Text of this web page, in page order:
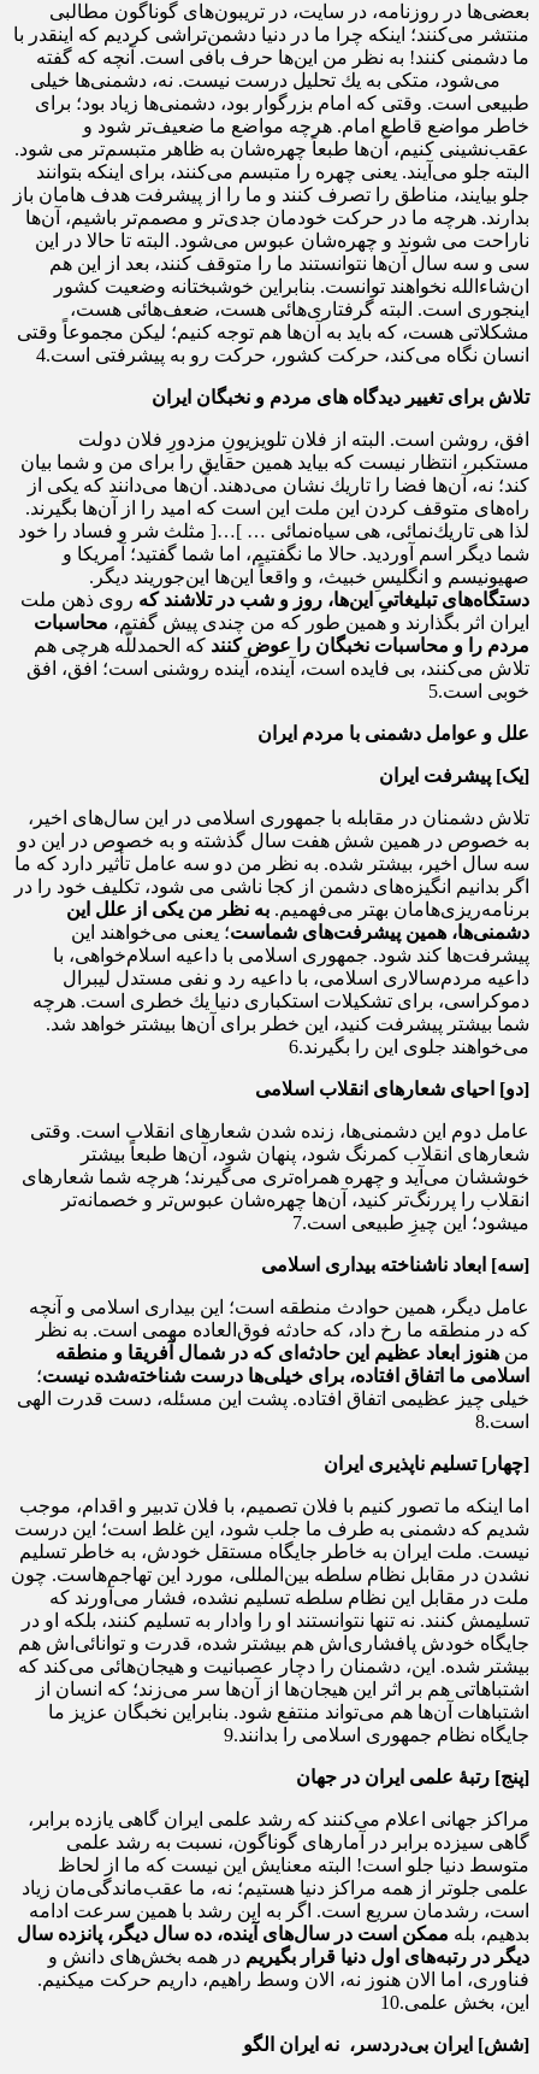
بعضى‌‌ها در روزنامه، در سایت، در تریبون‌هاى گوناگون مطالبى
منتشر می‌كنند؛ اینكه چرا ما در دنیا دشمن‌‌تراشى كردیم كه اینقدر با
ما دشمنى كنند! به نظر من این‌ها حرف بافى است. آنچه كه گفته
می‌شود، متكى به یك تحلیل درست نیست. نه، دشمنى‌‌ها خیلى
طبیعى است. وقتى كه امام بزرگوار بود، دشمنى‌‌ها زیاد بود؛ براى
خاطر مواضع قاطع امام. هرچه مواضع ما ضعیف‌‌تر شود و
عقب‌‌نشینى كنیم، آن‌ها طبعاً چهره‌‌شان به ظاهر متبسم‌‌تر می شود.
البته جلو مى‌‌آیند. یعنى چهره را متبسم می‌كنند، براى اینكه بتوانند
جلو بیایند، مناطق را تصرف كنند و ما را از پیشرفت هدف هامان باز
بدارند. هرچه ما در حركت خودمان جدى‌‌تر و مصمم‌‌تر باشیم، آن‌ها
ناراحت می شوند و چهره‌‌شان عبوس می‌شود. البته تا حالا در این
سى و سه سال آن‌ها نتوانستند ما را متوقف كنند، بعد از این هم
ان‌‌شاءالله نخواهند توانست. بنابراین خوشبختانه وضعیت كشور
اینجورى است. البته گرفتارى‌‌هائى هست، ضعف‌هائى هست،
مشكلاتى هست، كه باید به آن‌ها هم توجه كنیم؛ لیكن مجموعاً وقتى
انسان نگاه می‌كند، حركت كشور، حركت رو به پیشرفتى است.4
تلاش برای تغییر دیدگاه های مردم و نخبگان ایران
افق، روشن است. البته از فلان تلویزیونِ مزدورِ فلان دولت
مستكبر، انتظار نیست كه بیاید همین حقایق را براى من و شما بیان
كند؛ نه، آن‌ها فضا را تاریك نشان می‌دهند. آن‌ها می‌دانند كه یكى از
راه‌هاى متوقف كردن این ملت این است كه امید را از آن‌ها بگیرند.
لذا هى تاریك‌نمائى، هى سیاه‌نمائى … ]…[ مثلث شر و فساد را خود
شما دیگر اسم آوردید. حالا ما نگفتیم، اما شما گفتید؛ آمریكا و
صهیونیسم و انگلیسِ خبیث، و واقعاً این‌ها این‌جوریند دیگر.
دستگاه‌هاى تبلیغاتىِ این‌ها، روز و شب در تلاشند كه روى ذهن ملت
ایران اثر بگذارند و همین طور كه من چندى پیش گفتم، محاسبات
مردم را و محاسبات نخبگان را عوض كنند كه الحمدللّه هرچى هم
تلاش می‌كنند، بی فایده است، آینده، آینده‌ روشنى است؛ افق، افق
خوبى است.5
علل و عوامل دشمنی با مردم ایران
[یک] پیشرفت ایران
تلاش دشمنان در مقابله‌‌ با جمهورى اسلامى در این سال‌هاى اخیر،
به خصوص در همین شش هفت سال گذشته و به خصوص در این دو
سه سال اخیر، بیشتر شده. به نظر من دو سه عامل تأثیر دارد كه ما
اگر بدانیم انگیزه‌‌هاى دشمن از كجا ناشى می شود، تكلیف خود را در
برنامه‌‌ریزى‌‌هامان بهتر می‌فهمیم. به نظر من یكى از علل این
دشمنى‌‌ها، همین پیشرفت‌هاى شماست؛ یعنى می‌خواهند این
پیشرفت‌ها كند شود. جمهورى اسلامى با داعیه‌‌ اسلام‌‌خواهى، با
داعیه‌‌ مردم‌‌سالارى اسلامى، با داعیه‌‌ رد و نفى مستدل لیبرال
دموكراسى، براى تشكیلات استكبارى دنیا یك خطرى است. هرچه
شما بیشتر پیشرفت كنید، این خطر براى آن‌ها بیشتر خواهد شد.
می‌خواهند جلوى این را بگیرند.6
[دو] احیای شعارهای انقلاب اسلامی
عامل دوم این دشمنى‌‌ها، زنده شدن شعارهاى انقلاب است. وقتى
شعارهاى انقلاب كمرنگ شود، پنهان شود، آن‌ها طبعاً بیشتر
خوششان مى‌‌آید و چهره‌‌ همراه‌‌ترى می‌گیرند؛ هرچه شما شعارهاى
انقلاب را پررنگ‌‌تر كنید، آن‌ها چهره‌‌شان عبوس‌‌تر و خصمانه‌‌تر
میشود؛ این چیزِ طبیعى است.7
[سه] ابعاد ناشناخته بیداری اسلامی
عامل دیگر، همین حوادث منطقه است؛ این بیدارى اسلامى و آنچه
كه در منطقه‌‌ ما رخ داد، كه حادثه‌‌ فوق‌‌العاده مهمى است. به نظر
من هنوز ابعاد عظیم این حادثه‌‌اى كه در شمال آفریقا و منطقه‌‌
اسلامى ما اتفاق افتاده، براى خیلى‌‌ها درست شناخته‌‌شده نیست؛
خیلى چیز عظیمى اتفاق افتاده. پشت این مسئله، دست قدرت الهى
است.8
[چهار] تسلیم ناپذیری ایران
اما اینكه ما تصور كنیم با فلان تصمیم، با فلان تدبیر و اقدام، موجب
شدیم كه دشمنى به طرف ما جلب شود، این غلط است؛ این درست
نیست. ملت ایران به خاطر جایگاه مستقل خودش، به خاطر تسلیم
نشدن در مقابل نظام سلطه‌ بین‌المللى، مورد این تهاجم‌هاست. چون
ملت در مقابل این نظام سلطه تسلیم نشده، فشار مى‌آورند كه
تسلیمش كنند. نه تنها نتوانستند او را وادار به تسلیم كنند، بلكه او در
جایگاه خودش پافشارى‌اش هم بیشتر شده، قدرت و توانائى‌اش هم
بیشتر شده. این، دشمنان را دچار عصبانیت و هیجان‌هائى می‌كند كه
اشتباهاتى هم بر اثر این هیجان‌ها از آن‌ها سر می‌زند؛ كه انسان از
اشتباهات آن‌ها هم می‌تواند منتفع شود. بنابراین نخبگان عزیز ما
جایگاه نظام جمهورى اسلامى را بدانند.9
[پنج] رتبۀ علمی ایران در جهان
مراكز جهانى اعلام می‌كنند كه رشد علمى ایران گاهى یازده برابر،
گاهى سیزده برابر در آمارهاى گوناگون، نسبت به رشد علمى
متوسط دنیا جلو است! البته معنایش این نیست كه ما از لحاظ
علمى جلوتر از همه‌ مراكز دنیا هستیم؛ نه، ما عقب‌ماندگى‌مان زیاد
است، رشدمان سریع است. اگر به این رشد با همین سرعت ادامه
بدهیم، بله ممكن است در سال‌هاى آینده، ده سال دیگر، پانزده سال
دیگر در رتبه‌هاى اول دنیا قرار بگیریم در همه‌ بخش‌هاى دانش و
فناورى، اما الان هنوز نه، الان وسط راهیم، داریم حركت میكنیم.
این، بخش علمى.10
[شش] ایران بی‌دردسر، نه ایران الگو